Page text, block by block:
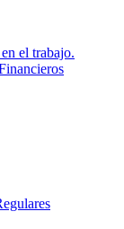
el trabajo.